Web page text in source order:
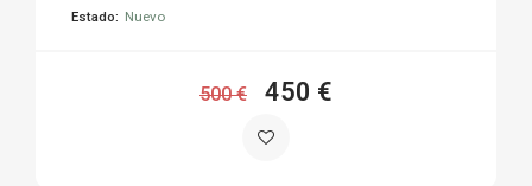
Estado: Nuevo
500 € 450 €